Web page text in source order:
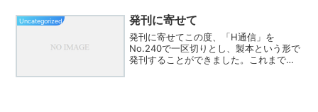
にとってマイナスな出来事...
Uncategorized 発刊に寄せて
発刊に寄せてこの度、「H通信」を
No.240で一区切りとし、製本という形で
発刊することができました。これまでの